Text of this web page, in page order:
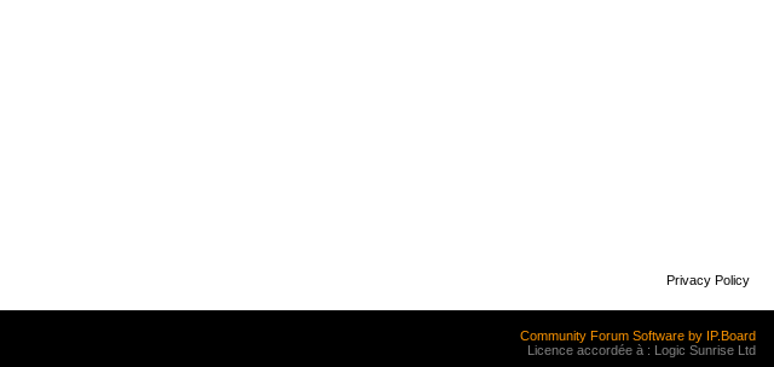
Privacy Policy
Community Forum Software by IP.Board
Licence accordée à : Logic Sunrise Ltd